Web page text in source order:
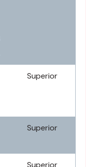
Superior
Superior
Superior